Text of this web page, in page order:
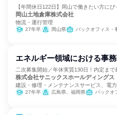
【年間休日122日】岡山で働きたい方に
岡山土地倉庫株式会社
物流・運行管理
27年卒 岡山県 バックオフィス・
エネルギー領域における事
二次募集開始／年休実質130日！内定まで
株式会社サニックスホールディングス
建設・修理・メンテナンスサービス、電
27年卒 広島県、福岡県 バックオ